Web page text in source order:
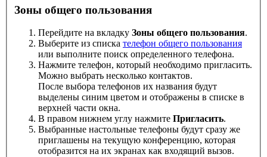
Зоны общего пользования
Перейдите на вкладку Зоны общего пользования.
Выберите из списка телефон общего пользования
или выполните поиск определенного телефона.
Нажмите телефон, который необходимо пригласить.
Можно выбрать несколько контактов.
После выбора телефонов их названия будут
выделены синим цветом и отображены в списке в
верхней части окна.
В правом нижнем углу нажмите Пригласить.
Выбранные настольные телефоны будут сразу же
приглашены на текущую конференцию, которая
отобразится на их экранах как входящий вызов.